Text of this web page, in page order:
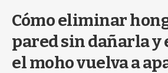
Cómo eliminar
pared sin dañarla y
el moho vuelva a